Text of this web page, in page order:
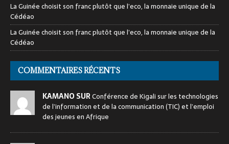
La Guinée choisit son franc plutôt que l’eco, la monnaie unique de la
Cédéao
La Guinée choisit son franc plutôt que l’eco, la monnaie unique de la
Cédéao
COMMENTAIRES RÉCENTS
KAMANO SURConférence de Kigali sur les technologies
de l’information et de la communication (TIC) et l’emploi
des jeunes en Afrique